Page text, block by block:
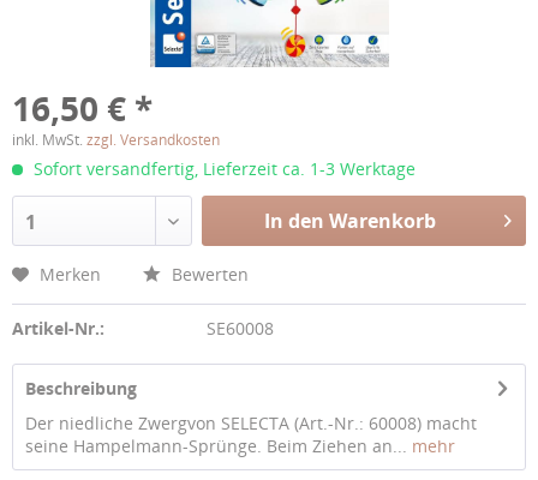
16,50 € *
inkl. MwSt. zzgl. Versandkosten
Sofort versandfertig, Lieferzeit ca. 1-3 Werktage
1 In den Warenkorb
Merken Bewerten
Artikel-Nr.: SE60008
Beschreibung
Der niedliche Zwergvon SELECTA (Art.-Nr.: 60008) macht
seine Hampelmann-Sprünge. Beim Ziehen an... mehr